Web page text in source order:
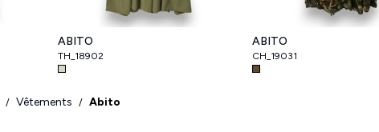
ABITO
TH_18902
ABITO
CH_19031
/ Vêtements / Abito